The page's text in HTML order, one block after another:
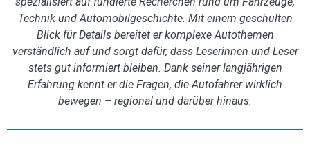
Technik und Automobilgeschichte. Mit einem geschulten
Blick für Details bereitet er komplexe Autothemen
verständlich auf und sorgt dafür, dass Leserinnen und Leser
stets gut informiert bleiben. Dank seiner langjährigen
Erfahrung kennt er die Fragen, die Autofahrer wirklich
bewegen – regional und darüber hinaus.